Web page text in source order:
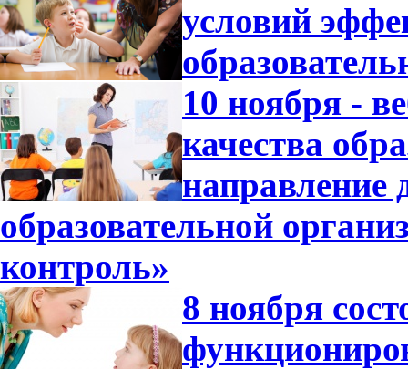
условий
10 ноября -
качества
направление
образовательной
контроль»
8 ноября